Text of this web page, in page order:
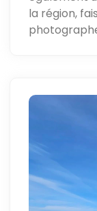
la région,